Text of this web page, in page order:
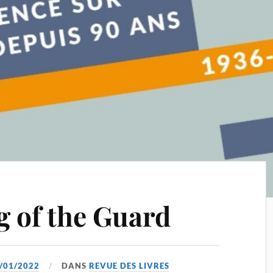
of the Guard
01/2022 DANSREVUE DES LIVRES